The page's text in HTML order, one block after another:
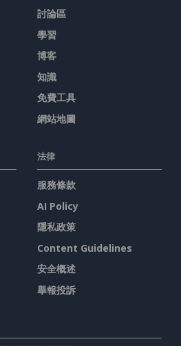
討論區
學習
博客
知識
免費工具
網站地圖
法律
服務條款
AI Policy
隱私政策
Content Guidelines
安全概述
舉報投訴